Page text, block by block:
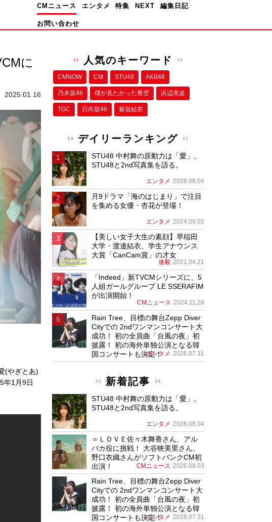
CMニュース エンタメ 特集 NEXT 編集日記
お問い合わせ
に
2025.01.16
(やぎとあ)
年1月9日
人気のキーワード
CMNOW CM STU48 AKB48
乃木坂46 僕が⾒たかった⻘空 浜辺美波
TGC 日向坂46 新垣結衣
デイリーランキング
STU48 中村舞の原動力は「愛」。
STU48と2nd写真集を語る。
エンタメ 2026.08.04
月9ドラマ「海のはじまり」で注目
を集める女優・杏花が登場！
エンタメ 2024.09.02
【美しい女子大生の素顔】早稲田
大学・渡邉結衣、学生アナウンス
大賞「CanCam賞」の才女
連載 2021.04.21
「Indeed」新TVCMシリーズに、5
人組ガールグループ LE SSERAFIM
が出演開始！
CMニュース 2024.11.28
Rain Tree、目標の舞台Zepp Diver
Cityでの 2ndワンマンコンサート大
成功！ 初の全員曲「台風の夜」初
披露！ 初の海外単独公演となる韓
国コンサートも決定！
エンタメ 2026.07.31
新着記事
STU48 中村舞の原動力は「愛」。
STU48と2nd写真集を語る。
エンタメ 2026.08.04
＝ＬＯＶＥ佐々木舞香さん、アル
パカ役に挑戦！ 大谷映美里さん、
野口衣織さんがソフトバンクCM初
出演！
CMニュース 2026.08.03
Rain Tree、目標の舞台Zepp Diver
Cityでの 2ndワンマンコンサート大
成功！ 初の全員曲「台風の夜」初
披露！ 初の海外単独公演となる韓
国コンサートも決定！
エンタメ 2026.07.31